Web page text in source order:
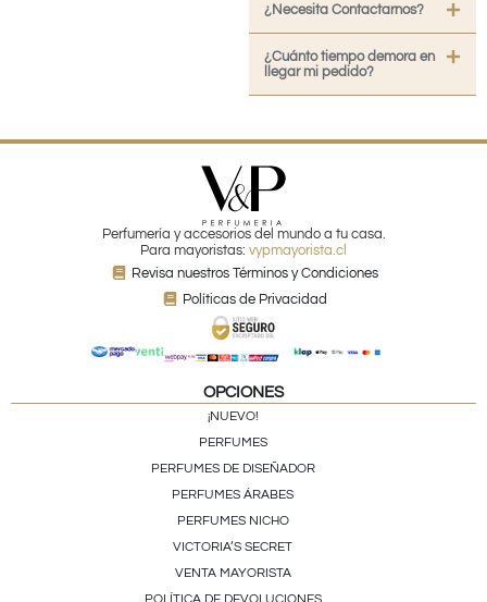
¿Necesita Contactarnos?
¿Cuánto tiempo demora en
llegar mi pedido?
Perfumería y accesorios del mundo a tu casa.
Para mayoristas: vypmayorista.cl
Revisa nuestros Términos y Condiciones
Políticas de Privacidad
OPCIONES
¡NUEVO!
PERFUMES
PERFUMES DE DISEÑADOR
PERFUMES ÁRABES
PERFUMES NICHO
VICTORIA’S SECRET
VENTA MAYORISTA
POLÍTICA DE DEVOLUCIONES